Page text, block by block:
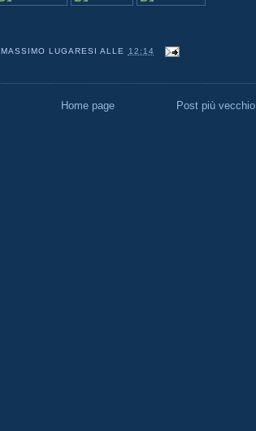
MASSIMO LUGARESI ALLE 12:14
Post più vecchio
Home page